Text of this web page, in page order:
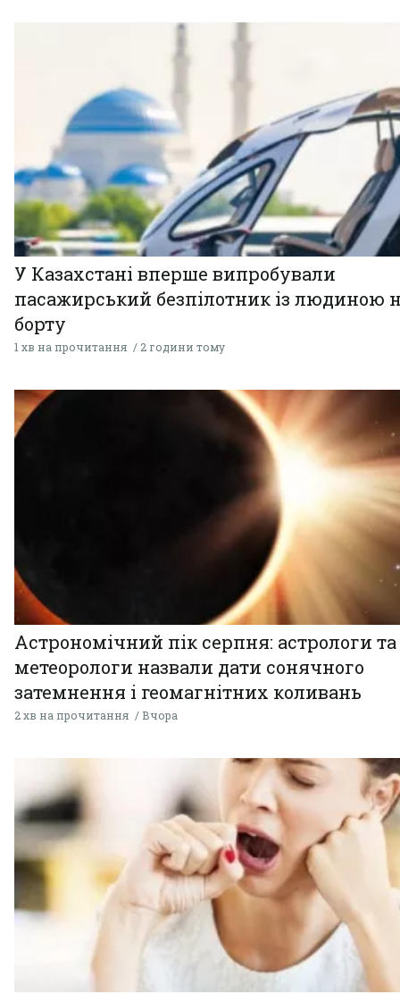
У Казахстані вперше випробували
пасажирський безпілотник із людиною
борту
1 хв на прочитання 2 години тому
Астрономічний пік серпня: астрологи та
метеорологи назвали дати сонячного
затемнення і геомагнітних коливань
2 хв на прочитання Вчора